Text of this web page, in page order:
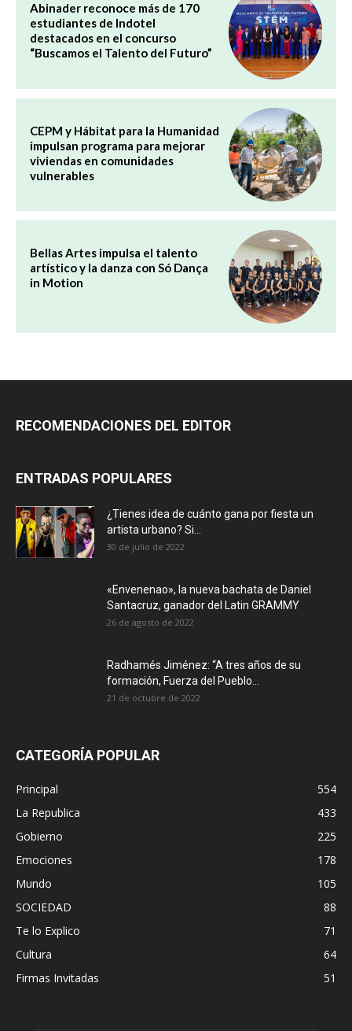
Abinader reconoce más de 170
estudiantes de Indotel
destacados en el concurso
“Buscamos el Talento del Futuro”
CEPM y Hábitat para la Humanidad
impulsan programa para mejorar
viviendas en comunidades
vulnerables
Bellas Artes impulsa el talento
artístico y la danza con Só Dança
in Motion
RECOMENDACIONES DEL EDITOR
ENTRADAS POPULARES
¿Tienes idea de cuánto gana por fiesta un
artista urbano? Si...
30 de julio de 2022
«Envenenao», la nueva bachata de Daniel
Santacruz, ganador del Latin GRAMMY
26 de agosto de 2022
Radhamés Jiménez: “A tres años de su
formación, Fuerza del Pueblo...
21 de octubre de 2022
CATEGORÍA POPULAR
Principal
554
La Republica
433
Gobierno
225
Emociones
178
Mundo
105
SOCIEDAD
88
Te lo Explico
71
Cultura
64
Firmas Invitadas
51